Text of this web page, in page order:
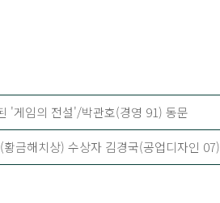
'게임의 전설'/박관호(경영 91) 동문
금해치상) 수상자 김경국(공업디자인 07)